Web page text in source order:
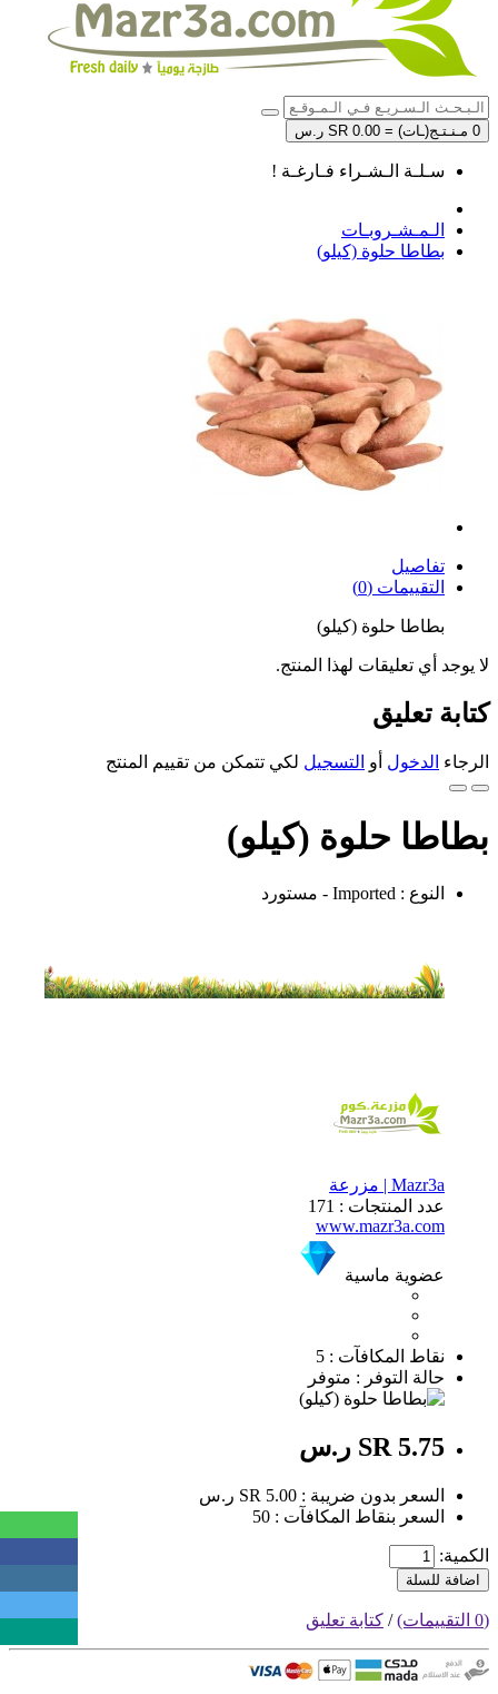
0 مـنـتـج(ـات) = SR 0.00 ر.س
سـلـة الـشـراء فـارغـة !
الـمـشـروبـات
بطاطا حلوة (كيلو)
تفاصيل
التقييمات (0)
بطاطا حلوة (كيلو)
لا يوجد أي تعليقات لهذا المنتج.
كتابة تعليق
الرجاء الدخول أو التسجيل لكي تتمكن من تقييم المنتج
بطاطا حلوة (كيلو)
النوع : Imported - مستورد
Mazr3a | مزرعة
عدد المنتجات : 171
www.mazr3a.com
عضوية ماسية
نقاط المكافآت : 5
حالة التوفر : متوفر
SR 5.75 ر.س
السعر بدون ضريبة : SR 5.00 ر.س
السعر بنقاط المكافآت : 50
الكمية:
اضافة للسلة
(0 التقييمات) / كتابة تعليق